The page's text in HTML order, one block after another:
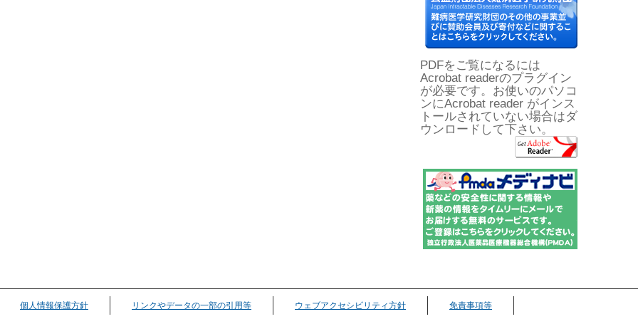
PDFをご覧になるには
Acrobat readerのプラグイン
が必要です。お使いのパソコ
ンにAcrobat reader がインス
トールされていない場合はダ
ウンロードして下さい。
個人情報保護方針 リンクやデータの一部の引用等 ウェブアクセシビリティ方針 免責事項等